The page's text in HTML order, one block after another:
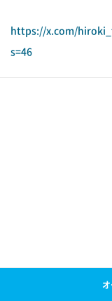
https://x.com/
s=46